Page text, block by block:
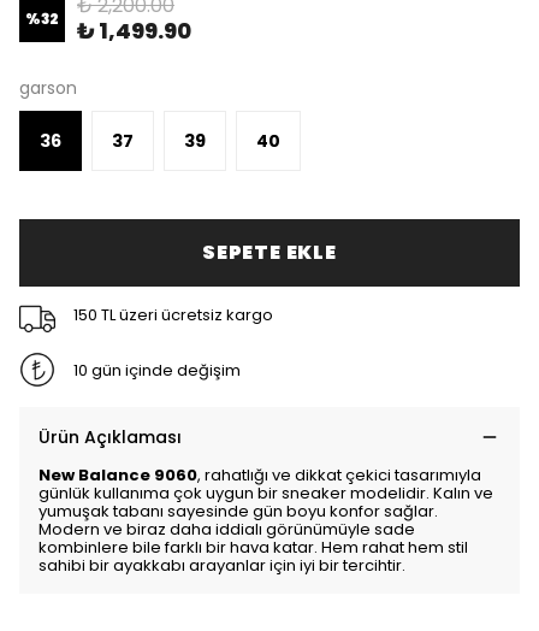
%32 ₺ 1,499.90
garson
36 37 39 40
SEPETE EKLE
150 TL üzeri ücretsiz kargo
10 gün içinde değişim
Ürün Açıklaması
New Balance 9060, rahatlığı ve dikkat çekici tasarımıyla
günlük kullanıma çok uygun bir sneaker modelidir. Kalın ve
yumuşak tabanı sayesinde gün boyu konfor sağlar.
Modern ve biraz daha iddialı görünümüyle sade
kombinlere bile farklı bir hava katar. Hem rahat hem stil
sahibi bir ayakkabı arayanlar için iyi bir tercihtir.